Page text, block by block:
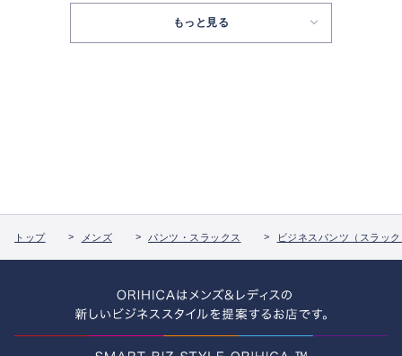
もっと見る
トップ メンズ パンツ・スラックス ビジネスパンツ（スラッ